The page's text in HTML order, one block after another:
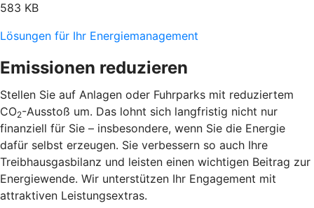
583 KB
Lösungen für Ihr Energiemanagement
Emissionen reduzieren
Stellen Sie auf Anlagen oder Fuhrparks mit reduziertem
CO2-Ausstoß um. Das lohnt sich langfristig nicht nur
finanziell für Sie – insbesondere, wenn Sie die Energie
dafür selbst erzeugen. Sie verbessern so auch Ihre
Treibhausgasbilanz und leisten einen wichtigen Beitrag zur
Energiewende. Wir unterstützen Ihr Engagement mit
attraktiven Leistungsextras.